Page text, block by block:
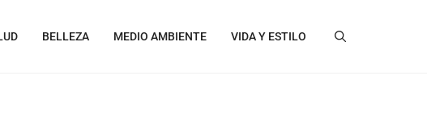
BELLEZA MEDIO AMBIENTE VIDA Y ESTILO